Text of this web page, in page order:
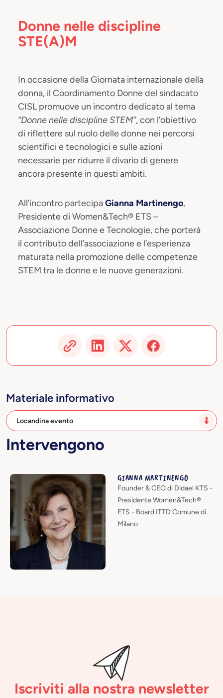
Donne nelle discipline
STE(A)M
In occasione della Giornata internazionale della
donna, il Coordinamento Donne del sindacato
CISL promuove un incontro dedicato al tema
“Donne nelle discipline STEM”, con l’obiettivo
di riflettere sul ruolo delle donne nei percorsi
scientifici e tecnologici e sulle azioni
necessarie per ridurre il divario di genere
ancora presente in questi ambiti.
All’incontro partecipaGianna Martinengo,
Presidente di Women&Tech® ETS –
Associazione Donne e Tecnologie, che porterà
il contributo dell’associazione e l’esperienza
maturata nella promozione delle competenze
STEM tra le donne e le nuove generazioni.
Materiale informativo
Locandina evento
Intervengono
GIANNA MARTINENGO
Founder & CEO di Didael KTS -
Presidente Women&Tech®
ETS - Board ITTD Comune di
Milano
Iscriviti alla nostra newsletter